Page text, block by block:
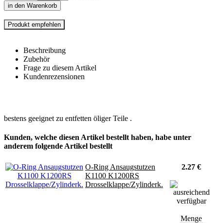
in den Warenkorb
Beschreibung
Zubehör
Frage zu diesem Artikel
Kundenrezensionen
bestens geeignet zu entfetten öliger Teile .
Kunden, welche diesen Artikel bestellt haben, habe unter
anderem folgende Artikel bestellt
O-Ring Ansaugstutzen
K1100 K1200RS
Drosselklappe/Zylinderk.
2.27 €
Menge